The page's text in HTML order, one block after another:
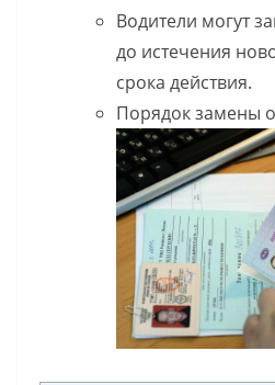
Водители могут
до истечения
срока действия.
Порядок замены